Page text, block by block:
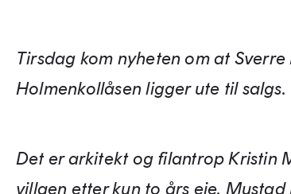
Tirsdag kom nyheten om at
Holmenkollåsen ligger ute til salgs.
Det er arkitekt og filantrop Kristin
villaen etter kun to års eie.